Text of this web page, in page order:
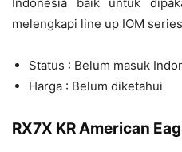
Indonesia baik untuk
melengkapi line up IOM
Status : Belum masuk
Harga : Belum diketahui
RX7X KR American